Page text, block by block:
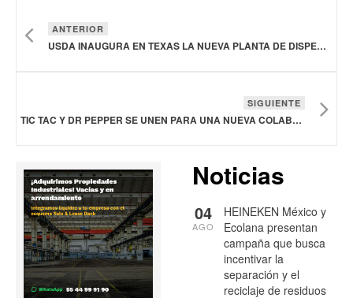
ANTERIOR
USDA INAUGURA EN TEXAS LA NUEVA PLANTA DE DISPERSIÓN DE MOSCAS ESTÉRILES PARA COMBATIR AL GUSANO BARRENADOR
SIGUIENTE
TIC TAC Y DR PEPPER SE UNEN PARA UNA NUEVA COLABORACIÓN DE SABORES
Noticias
HEINEKEN México y
Ecolana presentan
campaña que busca
incentivar la
separación y el
reciclaje de residuos
04
AGO